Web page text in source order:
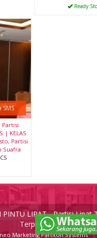
Ready
SMS
Partisi
| KELAS
Partisi
Suafra
PINTU LIPAT - Partisi Lipat
Terpercaya
Marketing Partiton Systems